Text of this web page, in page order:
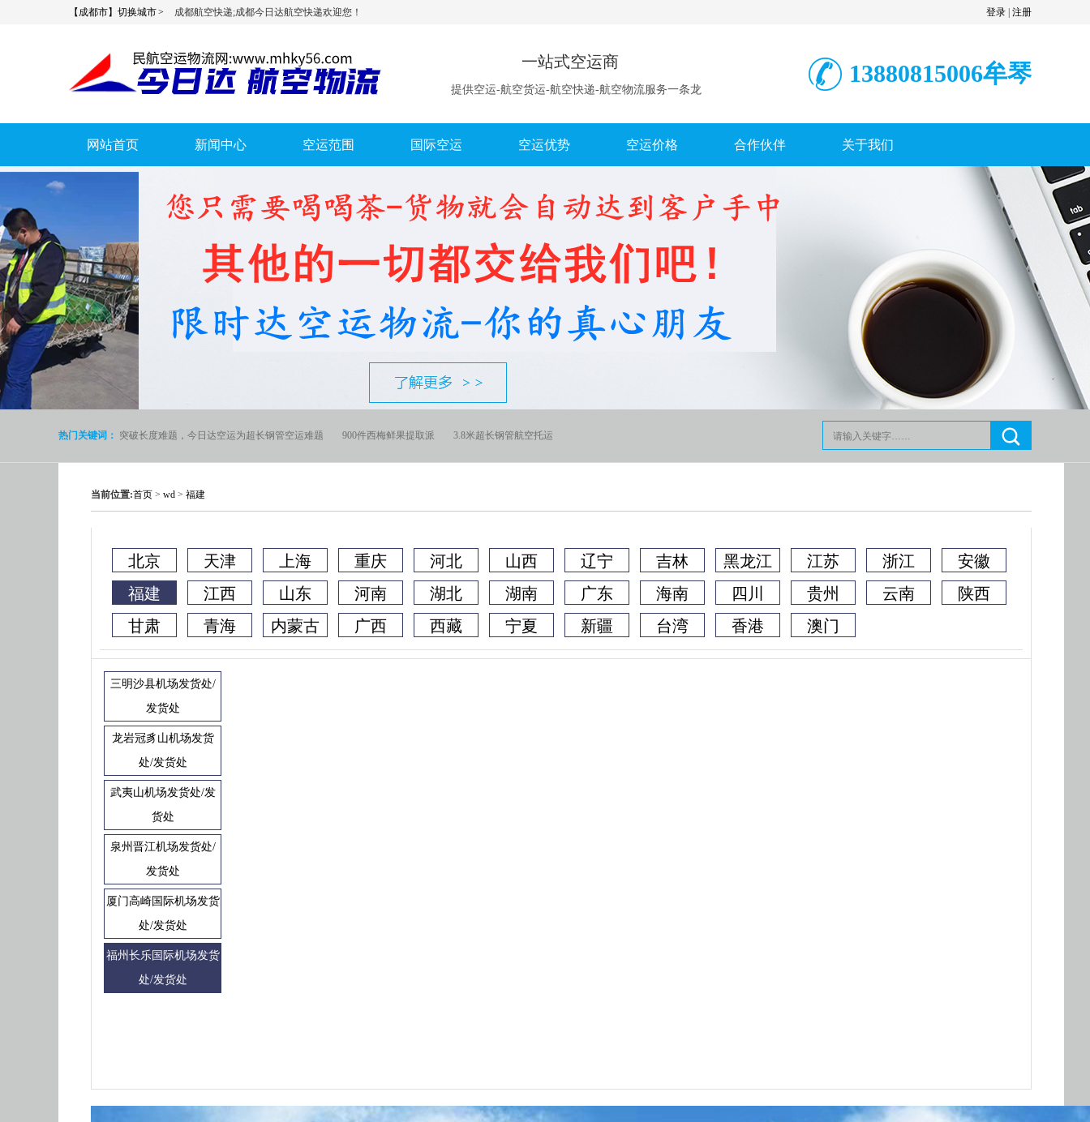
【成都市】切换城市 > 成都航空快递;成都今日达航空快递欢迎您！ 登录 注册
一站式空运商
提供空运-航空货运-航空快递-航空物流服务一条龙
13880815006牟琴
网站首页 新闻中心 空运范围 国际空运 空运优势 空运价格 合作伙伴 关于我们
热门关键词： 突破长度难题，今日达空运为超长钢管空运难题 900件西梅鲜果提取派 3.8米超长钢管航空托运
当前位置:首页 > wd > 福建
北京 天津 上海 重庆 河北 山西 辽宁 吉林 黑龙江 江苏 浙江
安徽
福建
江西 山东 河南 湖北 湖南 广东 海南 四川 贵州 云南
陕西
甘肃
青海 内蒙古 广西 西藏 宁夏 新疆 台湾 香港 澳门
三明沙县机场发货处/
发货处
龙岩冠豸山机场发货
处/发货处
武夷山机场发货处/发
货处
泉州晋江机场发货处/
发货处
厦门高崎国际机场发货
处/发货处
福州长乐国际机场发货
处/发货处